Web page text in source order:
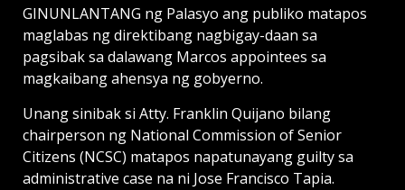
GINUNLANTANG ng Palasyo ang publiko matapos
maglabas ng direktibang nagbigay-daan sa
pagsibak sa dalawang Marcos appointees sa
magkaibang ahensya ng gobyerno.
Unang sinibak si Atty. Franklin Quijano bilang
chairperson ng National Commission of Senior
Citizens (NCSC) matapos napatunayang guilty sa
administrative case na ni Jose Francisco Tapia.